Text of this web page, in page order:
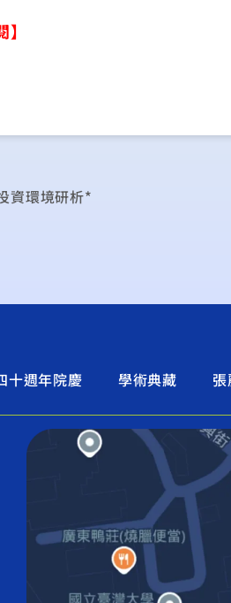
資環境研析*
十週年院慶 學術典藏